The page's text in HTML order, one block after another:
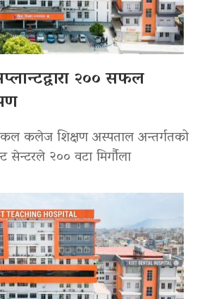
२०० सफल
कलेज शिक्षण अस्पताल अन्तर्गतको
सेन्टरले २०० वटा मिर्गौला